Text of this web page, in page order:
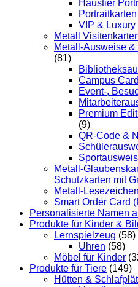
Haustier
VIP &
Metall
Metall-Ausweise
(81)
Campus
Event-,
Premium
(9)
QR-Code &
Metall-
Schutzkarten mit
Metall-
Smart Order Card
Personalisierte Namen
Produkte für Kinder &
Lernspielzeug (58)
Uhren (58)
Möbel für Kinder
Produkte für Tiere (149)
Hütten &